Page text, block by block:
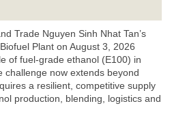
Trade Nguyen Sinh Nhat Tan’s
Plant on August 3, 2026
of fuel-grade ethanol (E100) in
challenge now extends beyond
a resilient, competitive supply
production, blending, logistics and